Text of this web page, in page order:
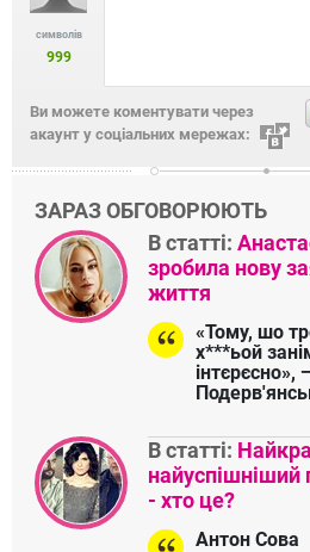
символів
999
Ви можете коментувати через
акаунт у соціальних мережах:
ЗАРАЗ ОБГОВОРЮЮТЬ
В статті:
зробила нову
життя
«Тому, шо
х***ьой
інтєрєсно»,
В статті:
найуспішніший
- хто це?
Антон Сова